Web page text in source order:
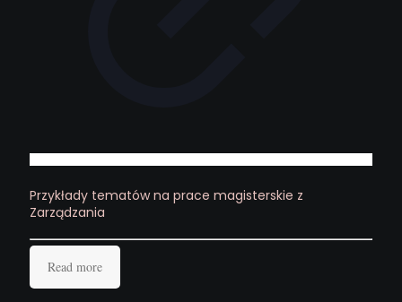
Przykłady tematów na prace magisterskie z
Zarządzania
Read more